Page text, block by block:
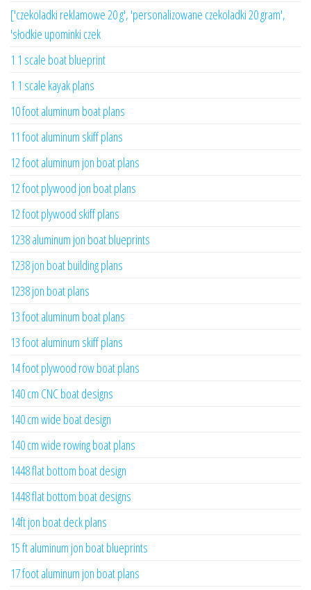
['czekoladki reklamowe 20 g', 'personalizowane czekoladki 20 gram',
'słodkie upominki czek
1 1 scale boat blueprint
1 1 scale kayak plans
10 foot aluminum boat plans
11 foot aluminum skiff plans
12 foot aluminum jon boat plans
12 foot plywood jon boat plans
12 foot plywood skiff plans
1238 aluminum jon boat blueprints
1238 jon boat building plans
1238 jon boat plans
13 foot aluminum boat plans
13 foot aluminum skiff plans
14 foot plywood row boat plans
140 cm CNC boat designs
140 cm wide boat design
140 cm wide rowing boat plans
1448 flat bottom boat design
1448 flat bottom boat designs
14ft jon boat deck plans
15 ft aluminum jon boat blueprints
17 foot aluminum jon boat plans